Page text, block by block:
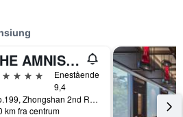
THE AMNIS, a Luxury Collection Hotel, Kaohsiung
Enestående
9,4
No.199, Zhongshan 2nd Rd, Qianzhen Dist., Kaohsiung, Taiwan
km fra centrum